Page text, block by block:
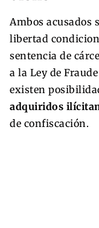
Ambos acusados
libertad
sentencia de
a la Ley de
existen
adquiridos
de confiscación.